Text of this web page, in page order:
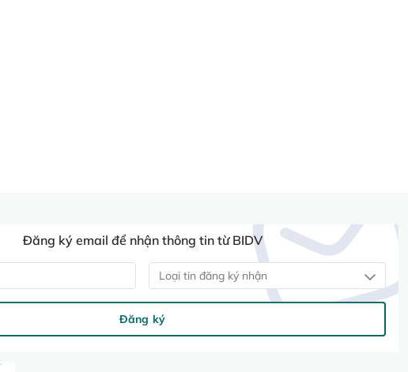
Đăng ký email để nhận thông tin từ BIDV
Loại tin đăng ký nhận
Đăng ký